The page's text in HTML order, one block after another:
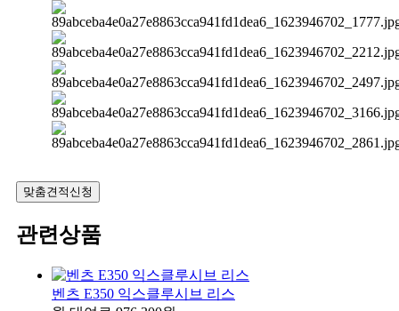
맞춤견적신청
관련상품
벤츠 E350 익스클루시브 리스